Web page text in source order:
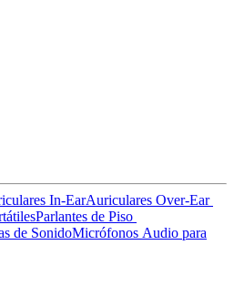
In-EarAuriculares Over-Ear
Parlantes de Piso
de SonidoMicrófonos Audio para